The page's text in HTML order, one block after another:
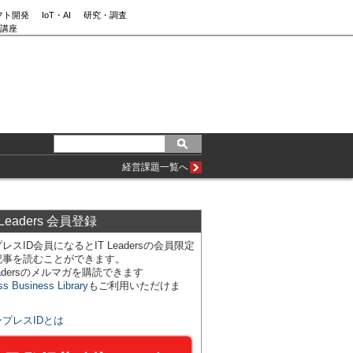
ト開発 IoT・AI
研究・調査
座
経営課題一覧へ
会員登録
スID会員になるとIT Leadersの会員限定
を読むことができます。
のメルマガを購読できます
Business Libraryもご利用いただけま
プレスIDとは